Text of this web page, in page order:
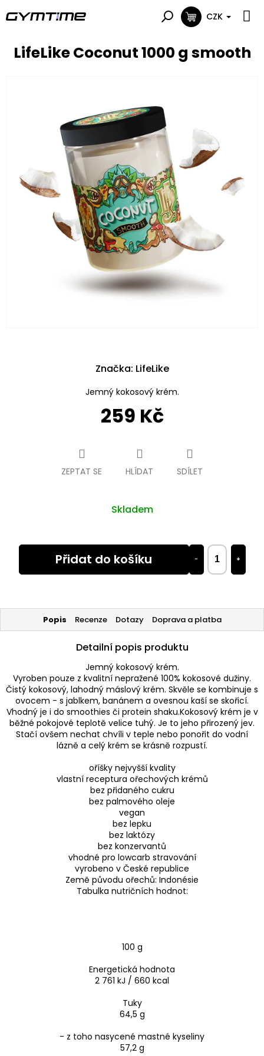
na
NÁKUPNÍ
CZK
LifeLike Coconut 1000 g smooth
259 Kč
Skladem
+
−
Přidat do košíku
Jemný kokosový krém.
ZEPTAT SE HLÍDAT SDÍLET
Značka: LifeLike
Popis Recenze Dotazy Doprava a platba
Detailní popis produktu
Jemný kokosový krém.
Vyroben pouze z kvalitní nepražené 100% kokosové dužiny.
Čistý kokosový, lahodný máslový krém. Skvěle se kombinuje s
ovocem - s jablkem, banánem a ovesnou kaší se skořicí.
Vhodný je i do smoothies či protein shaku.Kokosový krém je v
běžné pokojové teplotě velice tuhý. Je to jeho přirozený jev.
Stačí ovšem nechat chvíli v teple nebo ponořit do vodní
lázně a celý krém se krásně rozpustí.
oříšky nejvyšší kvality
vlastní receptura ořechových krémů
bez přidaného cukru
bez palmového oleje
vegan
bez lepku
bez laktózy
bez konzervantů
vhodné pro lowcarb stravování
vyrobeno v České republice
Země původu ořechů: Indonésie
Tabulka nutričních hodnot:
100 g
Energetická hodnota
2 761 kJ / 660 kcal
Tuky
64,5 g
- z toho nasycené mastné kyseliny
57,2 g